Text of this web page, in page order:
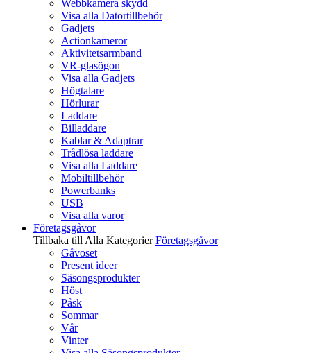
Webbkamera skydd
Visa alla Datortillbehör
Gadjets
Actionkameror
Aktivitetsarmband
VR-glasögon
Visa alla Gadjets
Högtalare
Hörlurar
Laddare
Billaddare
Kablar & Adaptrar
Trådlösa laddare
Visa alla Laddare
Mobiltillbehör
Powerbanks
USB
Visa alla varor
Företagsgåvor
Tillbaka till Alla Kategorier Företagsgåvor
Gåvoset
Present ideer
Säsongsprodukter
Höst
Påsk
Sommar
Vår
Vinter